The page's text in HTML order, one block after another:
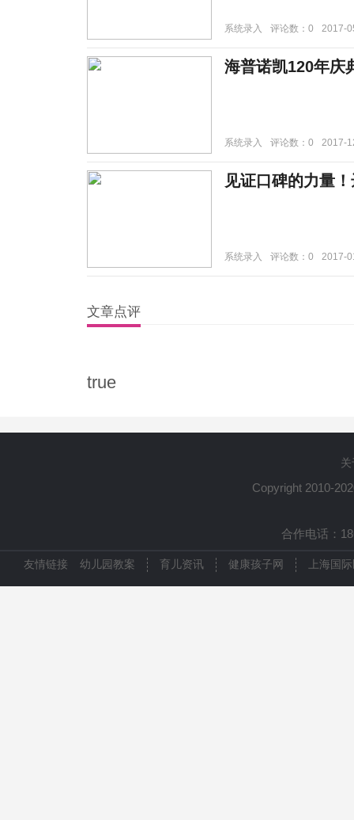
系统录入 评论数：0 2017-
海普诺凯120年庆
系统录入 评论数：0 2017-
见证口碑的力量
系统录入 评论数：0 2017-
文章点评
true
Copyright 2010-
合作电话：
友情链接 幼儿园教案 育儿资讯 健康孩子网 上海国